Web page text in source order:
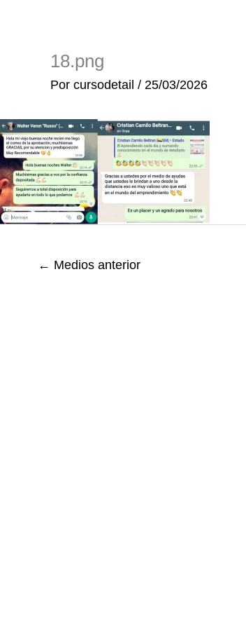
18.png
Por cursodetail / 25/03/2026
← Medios anterior